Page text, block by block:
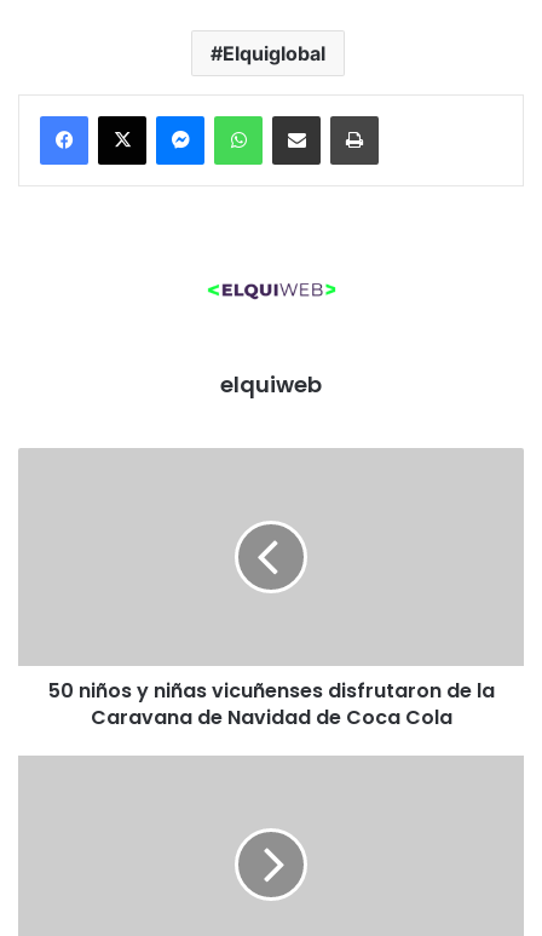
Elquiglobal
elquiweb
n
50 niños y niñas vicuñenses disfrutaron de la
Caravana de Navidad de Coca Cola